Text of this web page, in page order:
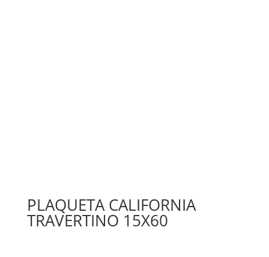
PLAQUETA CALIFORNIA
TRAVERTINO 15X60